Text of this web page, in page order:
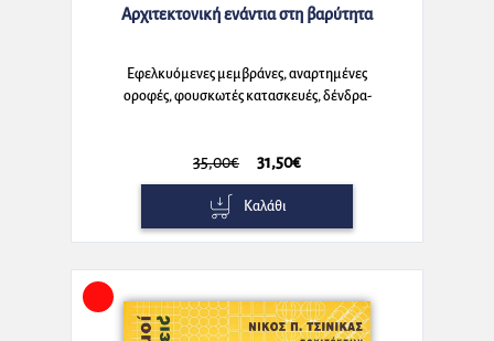
Αρχιτεκτονική ενάντια στη βαρύτητα
Εφελκυόμενες μεμβράνες, αναρτημένες
οροφές, φουσκωτές κατασκευές, δένδρα-
35,00€ 31,50€
Καλάθι